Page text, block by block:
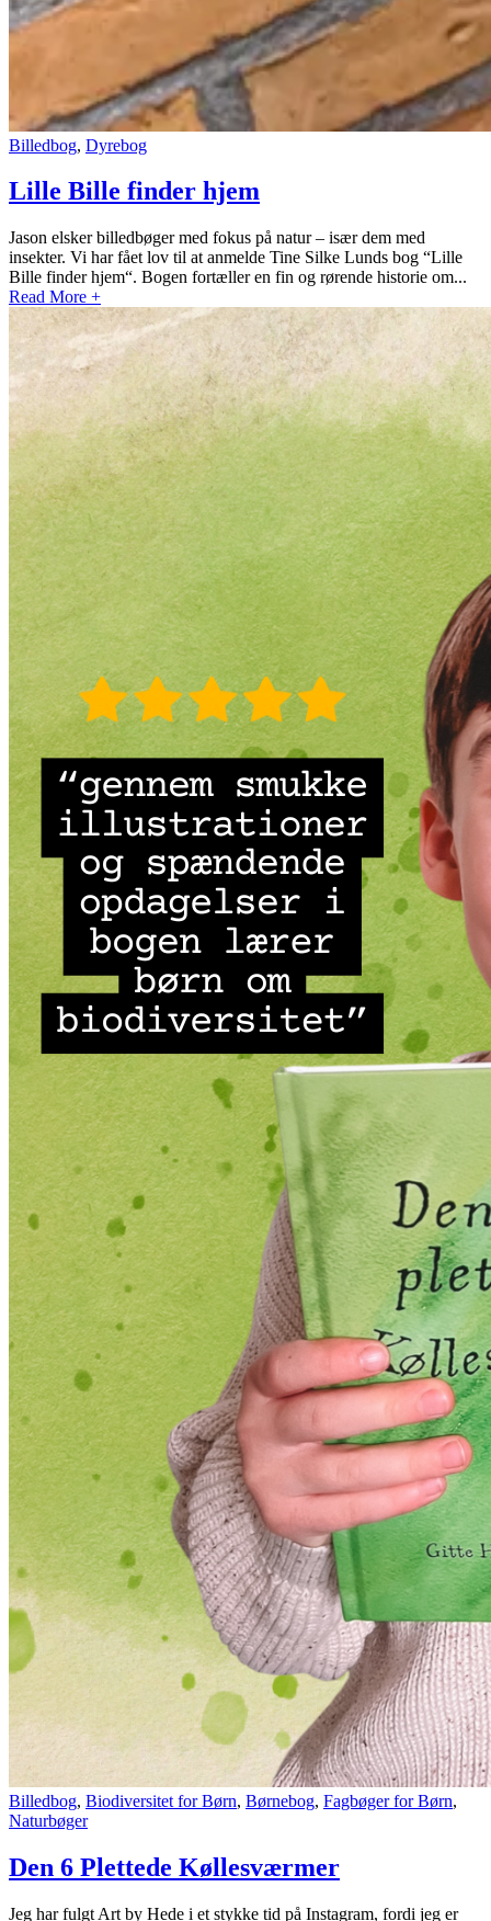
Billedbog, Dyrebog
Lille Bille finder hjem
Jason elsker billedbøger med fokus på natur – især dem med
insekter. Vi har fået lov til at anmelde Tine Silke Lunds bog “Lille
Bille finder hjem“. Bogen fortæller en fin og rørende historie om...
Read More +
Billedbog, Biodiversitet for Børn, Børnebog, Fagbøger for Børn,
Naturbøger
Den 6 Plettede Køllesværmer
Jeg har fulgt Art by Hede i et stykke tid på Instagram, fordi jeg er